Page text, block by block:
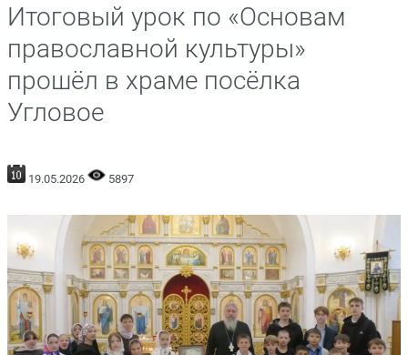
Итоговый урок по «Основам
православной культуры»
прошёл в храме посёлка
Угловое
19.05.2026 5897